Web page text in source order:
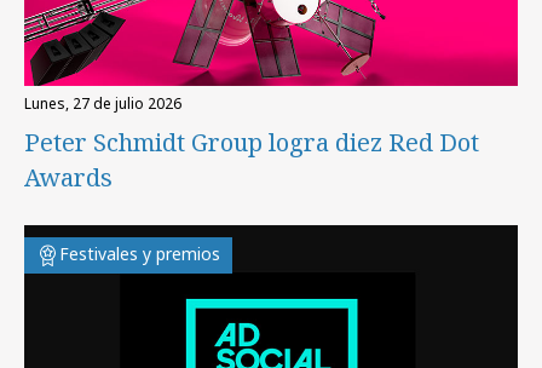
lunes, 27 de julio 2026
Peter Schmidt Group logra diez Red Dot
Awards
Festivales y premios